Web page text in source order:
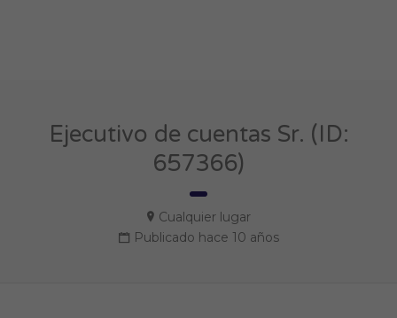
Ejecutivo de cuentas Sr. (ID:
657366)
Cualquier lugar
Publicado hace 10 años